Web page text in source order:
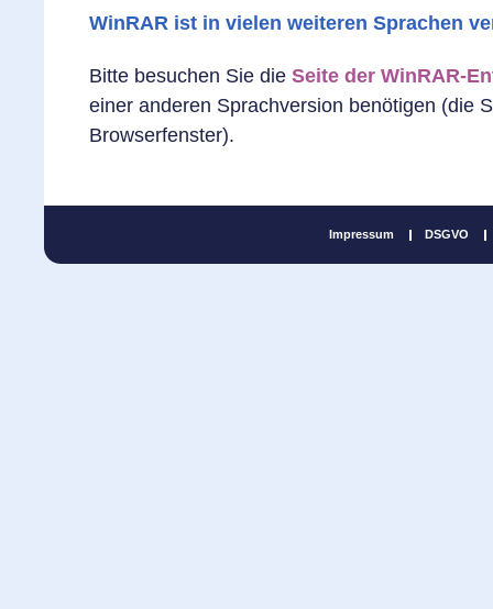
WinRAR ist in vielen weiteren Sprachen
Bitte besuchen Sie die Seite der WinRAR-
einer anderen Sprachversion benötigen (die
Browserfenster).
Impressum DSGVO